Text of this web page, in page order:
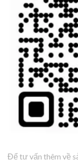
Để tư vấn thêm về